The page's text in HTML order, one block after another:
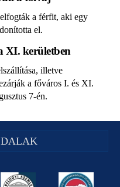
a férfit, aki egy
el.
XI. kerületben
illetve
a főváros I. és XI.
7-én.